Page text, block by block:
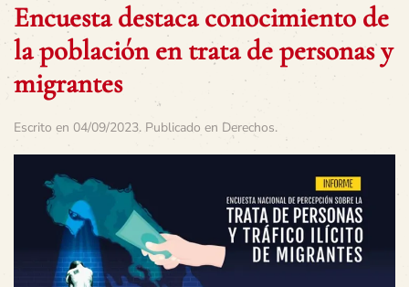
Encuesta destaca conocimiento de
la población en trata de personas y
migrantes
Escrito en 04/09/2023. Publicado en Derechos.